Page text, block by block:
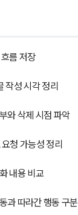
소식/자료
언론보도
법률 블로그
터/브로슈어
세미나
름 저장
작성 시각 정리
와 삭제 시점 파악
청 가능성 정리
내용 비교
과 따라간 행동 구분